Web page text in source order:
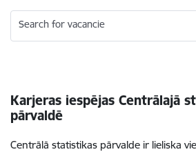
Search for vacancie
Karjeras iespējas Centrālajā
pārvaldē
Centrālā statistikas pārvalde ir lieliska